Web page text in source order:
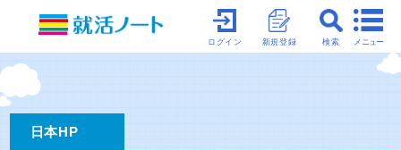
メニュー
検索
新規登録
ログイン
日本HP